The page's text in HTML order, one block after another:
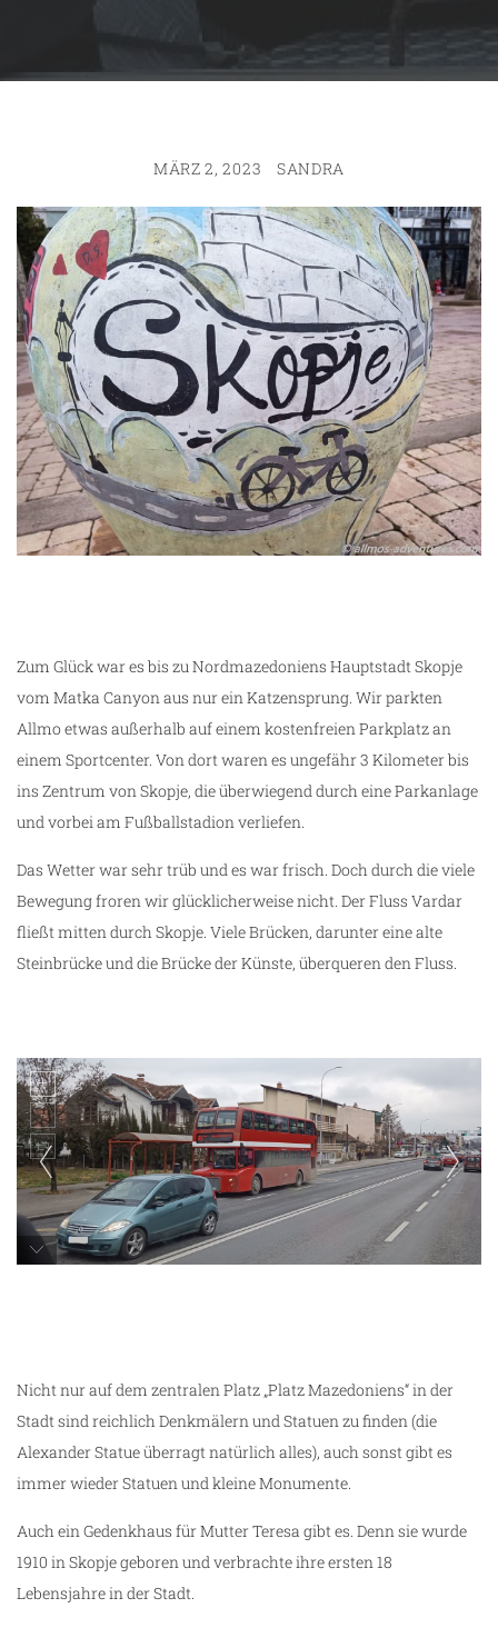
MÄRZ 2, 2023 SANDRA
Zum Glück war es bis zu Nordmazedoniens Hauptstadt Skopje
vom Matka Canyon aus nur ein Katzensprung. Wir parkten
Allmo etwas außerhalb auf einem kostenfreien Parkplatz an
einem Sportcenter. Von dort waren es ungefähr 3 Kilometer bis
ins Zentrum von Skopje, die überwiegend durch eine Parkanlage
und vorbei am Fußballstadion verliefen.
Das Wetter war sehr trüb und es war frisch. Doch durch die viele
Bewegung froren wir glücklicherweise nicht. Der Fluss Vardar
fließt mitten durch Skopje. Viele Brücken, darunter eine alte
Steinbrücke und die Brücke der Künste, überqueren den Fluss.
Nicht nur auf dem zentralen Platz „Platz Mazedoniens“ in der
Stadt sind reichlich Denkmälern und Statuen zu finden (die
Alexander Statue überragt natürlich alles), auch sonst gibt es
immer wieder Statuen und kleine Monumente.
Auch ein Gedenkhaus für Mutter Teresa gibt es. Denn sie wurde
1910 in Skopje geboren und verbrachte ihre ersten 18
Lebensjahre in der Stadt.